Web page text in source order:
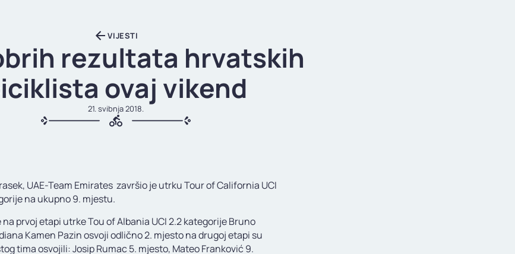
VIJESTI
rezultata hrvatskih
ovaj vikend
21. svibnja 2018.
UAE-Team Emirates završio je utrku Tour of California UCI
na ukupno 9. mjestu.
na prvoj etapi utrke Tou of Albania UCI 2.2 kategorije Bruno
Kamen Pazin osvoji odlično 2. mjesto na drugoj etapi su
tima osvojili: Josip Rumac 5. mjesto, Mateo Franković 9.